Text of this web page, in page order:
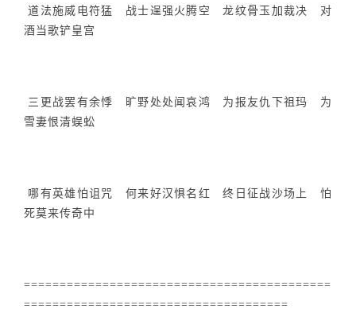
道法施威电符猛 战士逞强火腾空 龙纹骨玉加裁决 对
酒当歌铲皇宫
三更战罢有余悸 旷野处处闻哀鸿 为报友仇下祖玛 为
雪妻恨清蜈蚣
哪有英雄怕诅咒 何来好汉惧名红 终日征战沙场上 怕
死莫来传奇中
===========================================
=====================================